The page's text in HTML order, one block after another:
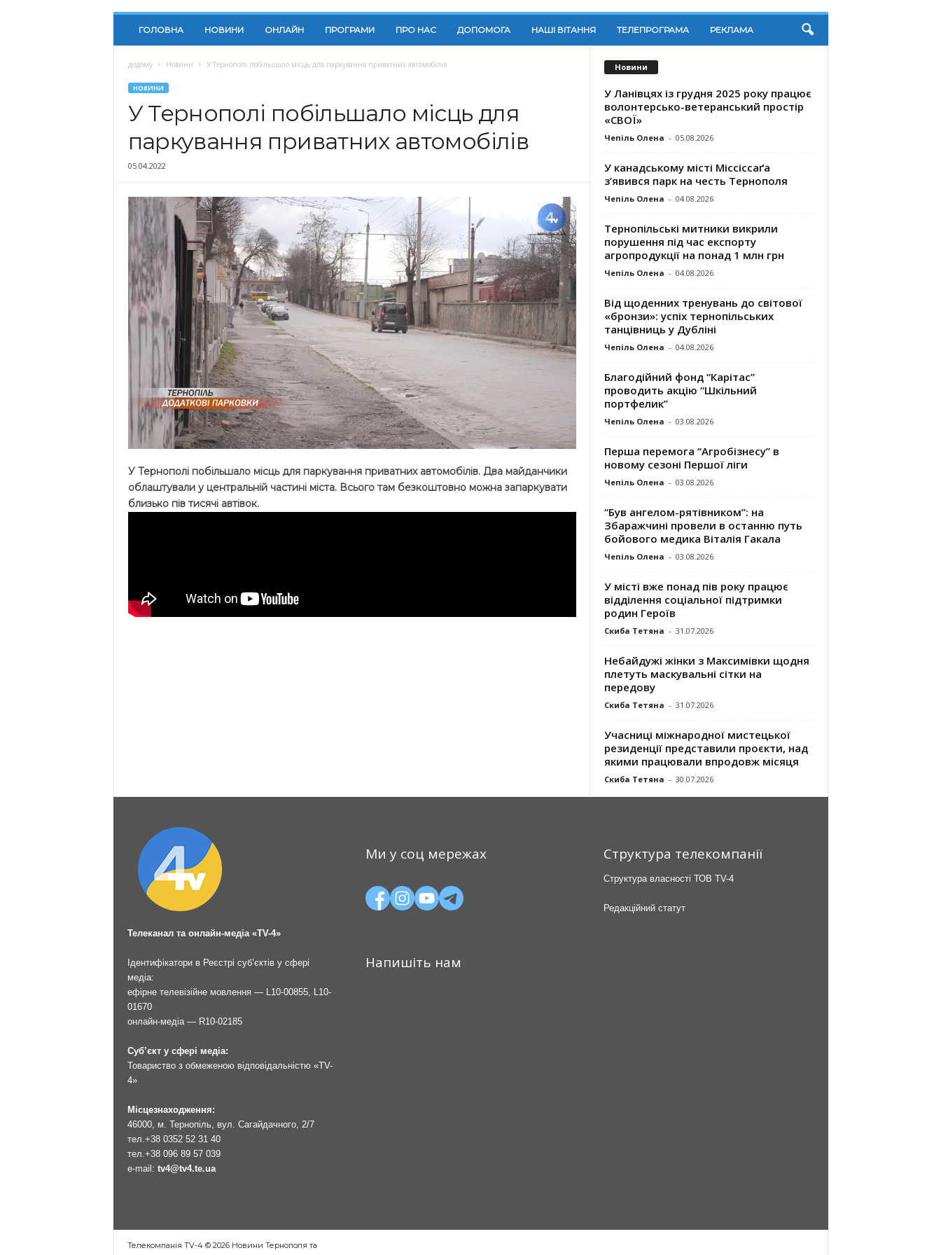
ГОЛОВНА НОВИНИ ОНЛАЙН ПРОГРАМИ ПРО НАС ДОПОМОГА НАШІ ВІТАННЯ ТЕЛЕПРОГРАМА РЕКЛАМА
додому Новини У Тернополі побільшало місць для паркування приватних автомобілів
НОВИНИ
У Тернополі побільшало місць для
паркування приватних автомобілів
05.04.2022
У Тернополі побільшало місць для паркування приватних автомобілів. Два майданчики
облаштували у центральній частині міста. Всього там безкоштовно можна запаркувати
близько пів тисячі автівок.
Новини
У Ланівцях із грудня 2025 року працює
волонтерсько-ветеранський простір
«СВОЇ»
Чепіль Олена - 05.08.2026
У канадському місті Міссіссаґа
з’явився парк на честь Тернополя
Чепіль Олена - 04.08.2026
Тернопільські митники викрили
порушення під час експорту
агропродукції на понад 1 млн грн
Чепіль Олена - 04.08.2026
Від щоденних тренувань до світової
«бронзи»: успіх тернопільських
танцівниць у Дубліні
Чепіль Олена - 04.08.2026
Благодійний фонд “Карітас”
проводить акцію “Шкільний
портфелик”
Чепіль Олена - 03.08.2026
Перша перемога “Агробізнесу” в
новому сезоні Першої ліги
Чепіль Олена - 03.08.2026
“Був ангелом-рятівником”: на
Збаражчині провели в останню путь
бойового медика Віталія Гакала
Чепіль Олена - 03.08.2026
У місті вже понад пів року працює
відділення соціальної підтримки
родин Героїв
Скиба Тетяна - 31.07.2026
Небайдужі жінки з Максимівки щодня
плетуть маскувальні сітки на
передову
Скиба Тетяна - 31.07.2026
Учасниці міжнародної мистецької
резиденції представили проєкти, над
якими працювали впродовж місяця
Скиба Тетяна - 30.07.2026
Телеканал та онлайн-медіа «TV-4»
Ідентифікатори в Реєстрі суб’єктів у сфері
медіа:
ефірне телевізійне мовлення — L10-00855, L10-
01670
онлайн-медіа — R10-02185
Суб’єкт у сфері медіа:
Товариство з обмеженою відповідальністю «TV-
4»
Місцезнаходження:
46000, м. Тернопіль, вул. Сагайдачного, 2/7
тел. +38 0352 52 31 40
тел. +38 096 89 57 039
e-mail: tv4@tv4.te.ua
Ми у соц мережах
Напишіть нам
Структура телекомпанії
Структура власності ТОВ TV-4
Редакційний статут
Телекомпанія TV-4 © 2026 Новини Тернополя та